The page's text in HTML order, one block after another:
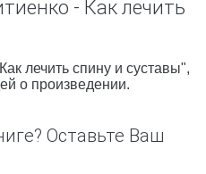
- Как лечить
лечить спину и суставы",
о произведении.
Оставьте Ваш